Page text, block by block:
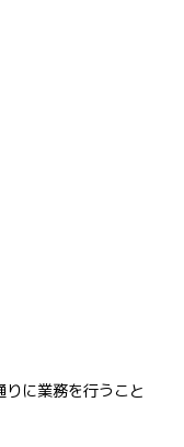
に業務を行うこと